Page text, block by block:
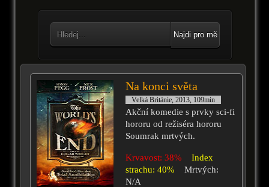
Najdi pro mě
Na konci světa
Velká Británie, 2013, 109min
Akční komedie s prvky sci-fi
hororu od režiséra hororu
Soumrak mrtvých.
Krvavost: 38%
Index
strachu: 40%
Mrtvých:
N/A